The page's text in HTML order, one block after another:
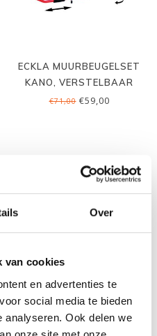
Over
van cookies
en advertenties te
social media te bieden
analyseren. Ook delen we
ECKLA MUURBEUGELSET
KANO, VERSTELBAAR
€71,00€59,00
ECKLA SUP & SURF KAR
260 MET ZIT, P.U.